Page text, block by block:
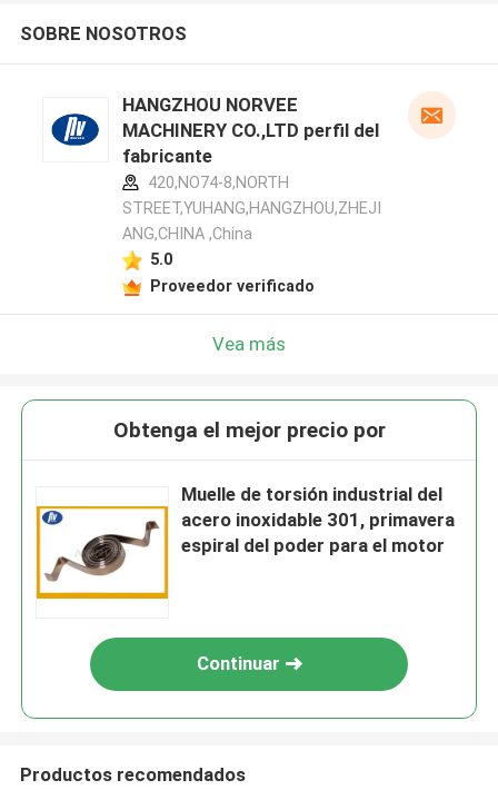
SOBRE NOSOTROS
HANGZHOU NORVEE
MACHINERY CO.,LTD perfil del
fabricante
420,NO74-8,NORTH
STREET,YUHANG,HANGZHOU,ZHEJI
ANG,CHINA ,China
5.0
Proveedor verificado
Vea más
Obtenga el mejor precio por
Muelle de torsión industrial del
acero inoxidable 301, primavera
espiral del poder para el motor
Continuar
Productos recomendados